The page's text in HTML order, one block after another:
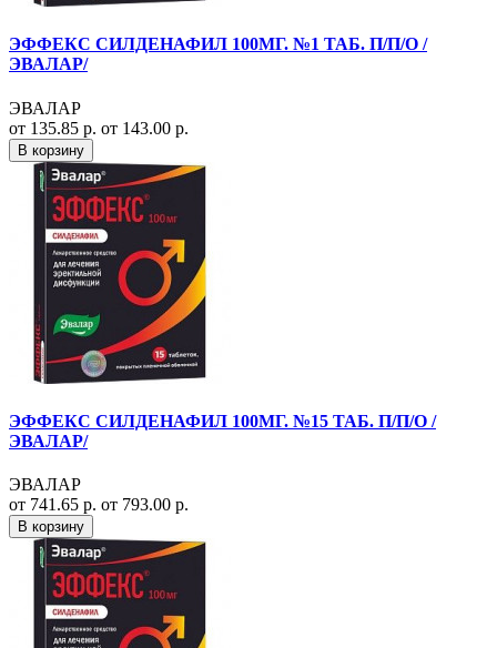
ЭФФЕКС СИЛДЕНАФИЛ 100МГ. №1 ТАБ. П/П/О /
ЭВАЛАР/
ЭВАЛАР
от 135.85 р. от 143.00 р.
В корзину
ЭФФЕКС СИЛДЕНАФИЛ 100МГ. №15 ТАБ. П/П/О /
ЭВАЛАР/
ЭВАЛАР
от 741.65 р. от 793.00 р.
В корзину